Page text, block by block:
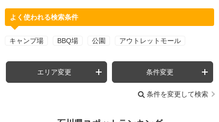
よく使われる検索条件
キャンプ場 BBQ場 公園 アウトレットモール
エリア変更 条件変更
条件を変更して検索